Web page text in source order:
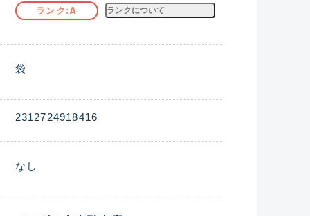
ランク A ランクについて
袋
2312724918416
なし